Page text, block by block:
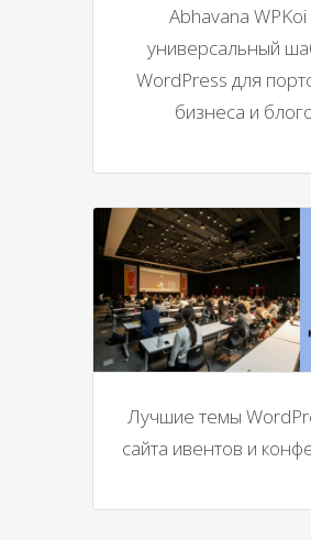
Abhavana
универсальный
WordPress для
бизнеса и
Лучшие темы
сайта ивентов и